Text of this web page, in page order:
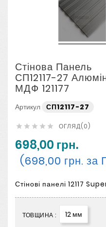
Стінова Панель
СП12117-27
МДФ 121177
Артикул СП12117-27
     ОГЛЯД(0)
698,00 грн.
(698,00 грн. за
Стінові панелі 12117
ТОВЩИНА : 12 мм